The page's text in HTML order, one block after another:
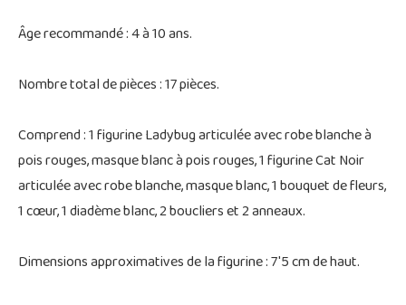
Âge recommandé : 4 à 10 ans.
Nombre total de pièces : 17 pièces.
Comprend : 1 figurine Ladybug articulée avec robe blanche à
pois rouges, masque blanc à pois rouges, 1 figurine Cat Noir
articulée avec robe blanche, masque blanc, 1 bouquet de fleurs,
1 cœur, 1 diadème blanc, 2 boucliers et 2 anneaux.
Dimensions approximatives de la figurine : 7'5 cm de haut.